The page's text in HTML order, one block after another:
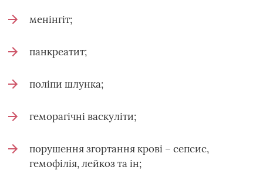
менінгіт;
панкреатит;
поліпи шлунка;
геморагічні васкуліти;
порушення згортання крові – сепсис,
гемофілія, лейкоз та ін;